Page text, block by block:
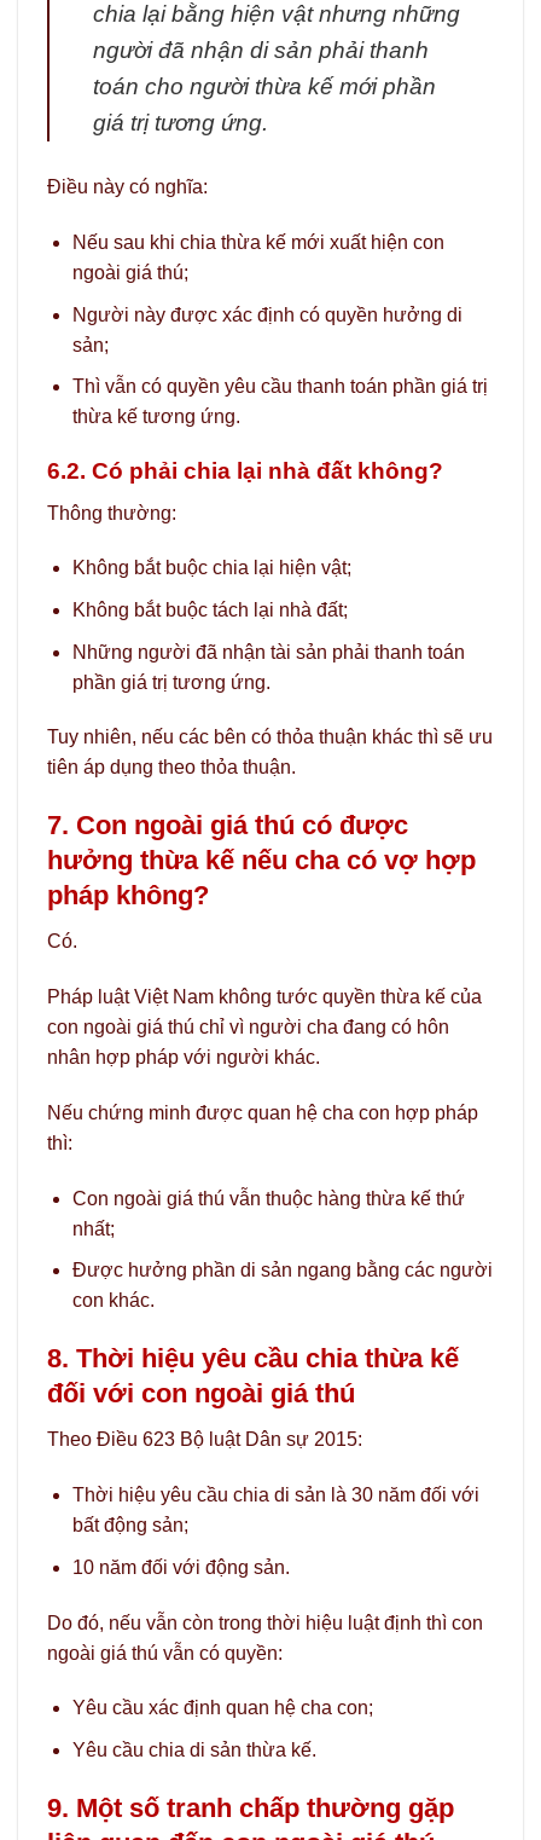
chia lại bằng hiện vật nhưng những
người đã nhận di sản phải thanh
toán cho người thừa kế mới phần
giá trị tương ứng.
Điều này có nghĩa:
Nếu sau khi chia thừa kế mới xuất hiện con
ngoài giá thú;
Người này được xác định có quyền hưởng di
sản;
Thì vẫn có quyền yêu cầu thanh toán phần giá trị
thừa kế tương ứng.
6.2. Có phải chia lại nhà đất không?
Thông thường:
Không bắt buộc chia lại hiện vật;
Không bắt buộc tách lại nhà đất;
Những người đã nhận tài sản phải thanh toán
phần giá trị tương ứng.
Tuy nhiên, nếu các bên có thỏa thuận khác thì sẽ ưu
tiên áp dụng theo thỏa thuận.
7. Con ngoài giá thú có được
hưởng thừa kế nếu cha có vợ hợp
pháp không?
Có.
Pháp luật Việt Nam không tước quyền thừa kế của
con ngoài giá thú chỉ vì người cha đang có hôn
nhân hợp pháp với người khác.
Nếu chứng minh được quan hệ cha con hợp pháp
thì:
Con ngoài giá thú vẫn thuộc hàng thừa kế thứ
nhất;
Được hưởng phần di sản ngang bằng các người
con khác.
8. Thời hiệu yêu cầu chia thừa kế
đối với con ngoài giá thú
Theo Điều 623 Bộ luật Dân sự 2015:
Thời hiệu yêu cầu chia di sản là 30 năm đối với
bất động sản;
10 năm đối với động sản.
Do đó, nếu vẫn còn trong thời hiệu luật định thì con
ngoài giá thú vẫn có quyền:
Yêu cầu xác định quan hệ cha con;
Yêu cầu chia di sản thừa kế.
9. Một số tranh chấp thường gặp